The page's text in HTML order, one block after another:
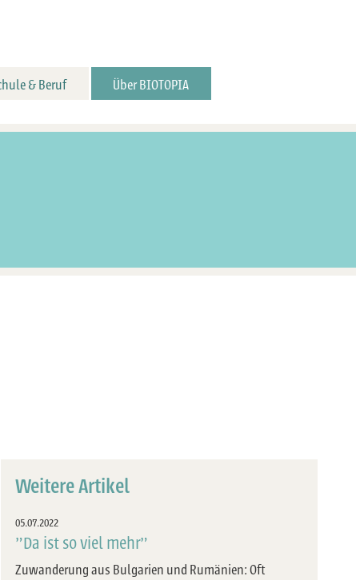
& Beruf Über BIOTOPIA
Weitere Artikel
05.07.2022
"Da ist so viel mehr"
Zuwanderung aus Bulgarien und Rumänien: Oft